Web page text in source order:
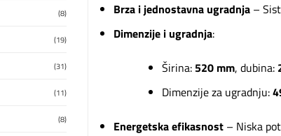
(8)
(19)
(31)
(11)
(8)
Brza i jednostavna ugradnja–
Dimenzije i ugradnja:
Širina:520 mm, dubina:
Dimenzije za ugradnju:
Energetska efikasnost– Niska